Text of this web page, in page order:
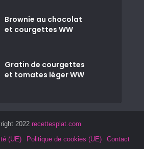
Brownie au chocolat
et courgettes WW
Gratin de courgettes
et tomates léger WW
2022 recettesplat.com
(UE)
Politique de cookies (UE)
Contact